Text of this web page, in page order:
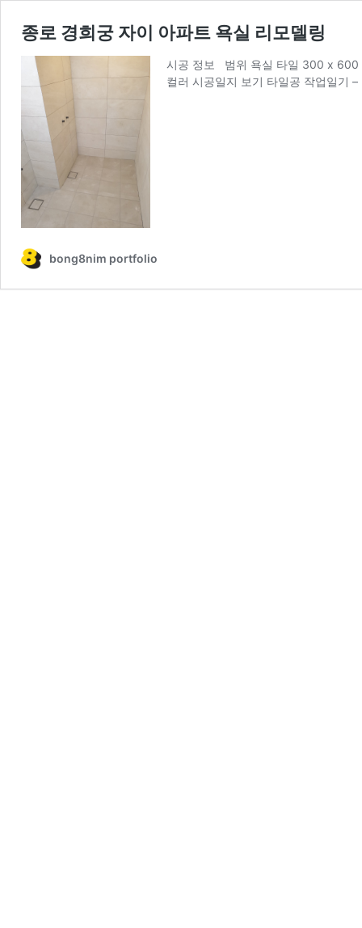
종로 경희궁 자이 아파트 욕실 리모델링
시공 정보 범위 욕실 타일 300 x 600
컬러 시공일지 보기 타일공 작업일기
bong8nim portfolio